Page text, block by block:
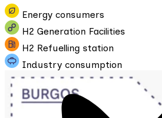
Energy consumers
H2 Generation Facilities
H2 Refuelling station
Industry consumption